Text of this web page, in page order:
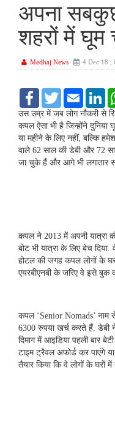
अपना
शहरों में
Medhaj News 4 Dec 18 ,
F
c
e
b
o
o
k
T
i
t
t
e
r
E
m
a
i
L
n
k
e
d
I
n
उस उम्र में जब लोग नौकरी से
कपल ऐसा भी है जिन्होंने
या महीने के लिए नहीं, बल्कि
वाले 62 साल की डेबी और 72
जा चुके हैं और आगे भी लगातार
कपल ने 2013 में अपनी यात्रा
बोट भी यात्रा के लिए बेच
होटल की जगह कपल लोगों के
एयरबीएनबी के जरिए वे इसे बुक
कपल ‘Senior Nomads’ नाम
6300 रुपया खर्च करते हैं. डेबी
दिमाग में आइडिया पहली बार
टाइम ट्रैवल अफोर्ड कर पाएंगे
तैयार किया कि वे लोगों के घरों